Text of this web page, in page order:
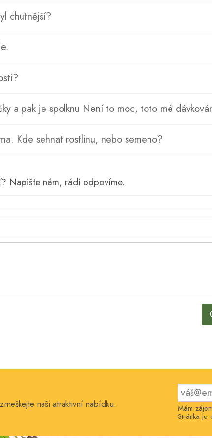
chutnější?
a pak je spolknu Není to moc, toto mé
Kde sehnat rostlinu, nebo semeno?
Napište nám, rádi odpovíme.
naši atraktivní nabídku. Mám
Stránka